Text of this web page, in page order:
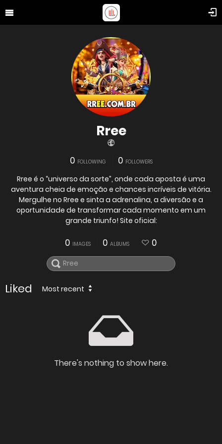
Rree
0 FOLLOWING 0 FOLLOWERS
Rree é o “universo da sorte”, onde cada aposta é uma
aventura cheia de emoção e chances incríveis de vitória.
Mergulhe no Rree e sinta a adrenalina, a diversão e a
oportunidade de transformar cada momento em um
grande triunfo! Site oficial:
0 IMAGES 0 ALBUMS 0
Liked Most recent
There's nothing to show here.